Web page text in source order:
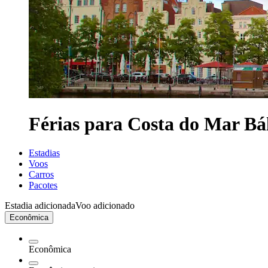
Férias para Costa do Mar
Estadias
Voos
Carros
Pacotes
Estadia adicionadaVoo adicionado
Econômica
Econômica